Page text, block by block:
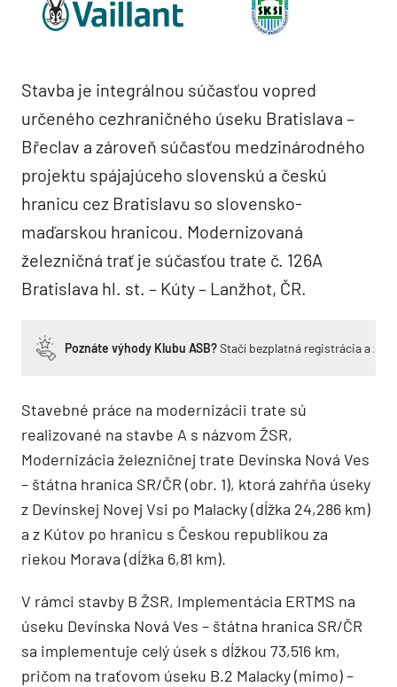
Stavba je integrálnou súčasťou vopred
určeného cezhraničného úseku Bratislava –
Břeclav a zároveň súčasťou medzinárodného
projektu spájajúceho slovenskú a českú
hranicu cez Bratislavu so slovensko-
maďarskou hranicou. Modernizovaná
železničná trať je súčasťou trate č. 126A
Bratislava hl. st. – Kúty – Lanžhot, ČR.
Poznáte výhody Klubu ASB?Stačí bezplatná registrácia a
Stavebné práce na modernizácii trate sú
realizované na stavbe A s názvom ŽSR,
Modernizácia železničnej trate Devínska Nová Ves
– štátna hranica SR/ČR (obr. 1), ktorá zahŕňa úseky
z Devínskej Novej Vsi po Malacky (dĺžka 24,286 km)
a z Kútov po hranicu s Českou republikou za
riekou Morava (dĺžka 6,81 km).
V rámci stavby B ŽSR, Implementácia ERTMS na
úseku Devínska Nová Ves – štátna hranica SR/ČR
sa implementuje celý úsek s dĺžkou 73,516 km,
pričom na traťovom úseku B.2 Malacky (mimo) –